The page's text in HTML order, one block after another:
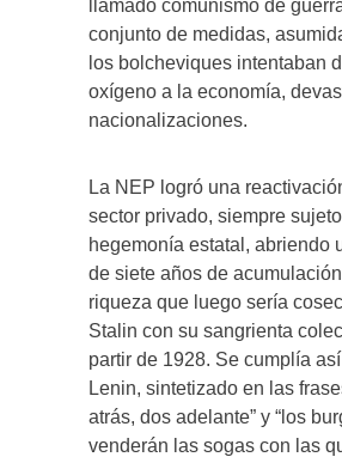
llamado comunismo de
conjunto de medidas,
los bolcheviques intentaban
oxígeno a la economía,
nacionalizaciones.
La NEP logró una
sector privado, siempre
hegemonía estatal, abriendo
de siete años de
riqueza que luego sería
Stalin con su sangrienta
partir de 1928. Se cumplía
Lenin, sintetizado en las
atrás, dos adelante” y “los
venderán las sogas con las